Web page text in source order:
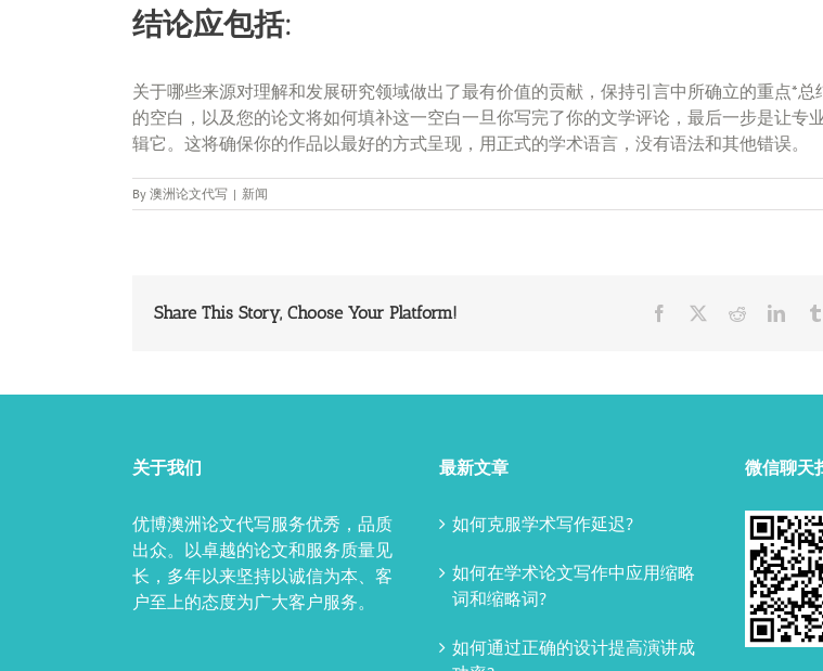
结论应包括:
关于哪些来源对理解和发展研究领域做出了最有价值的贡献，保持引言中所确立的重点*总
的空白，以及您的论文将如何填补这一空白一旦你写完了你的文学评论，最后一步是让专
辑它。这将确保你的作品以最好的方式呈现，用正式的学术语言，没有语法和其他错误。
By 澳洲论文代写 | 新闻
Share This Story, Choose Your Platform! Facebook Reddit
关于我们
优博澳洲论文代写服务优秀，品质
出众。以卓越的论文和服务质量见
长，多年以来坚持以诚信为本、客
户至上的态度为广大客户服务。
最新文章
如何克服学术写作延迟?
如何在学术论文写作中应用缩略
词和缩略词?
如何通过正确的设计提高演讲成
微信聊天